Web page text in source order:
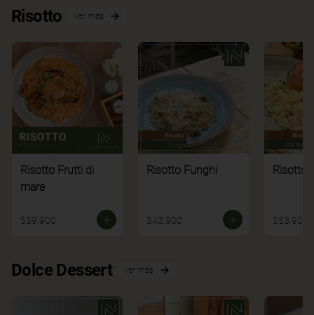
Risotto Ver más
Risotto Frutti di
mare
$59.900
Risotto Funghi
$43.900
Risotto
$53.900
Dolce Dessert Ver más